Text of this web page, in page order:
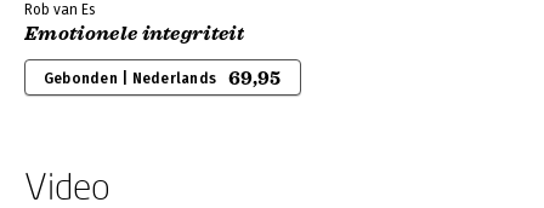
Rob van Es
Emotionele integriteit
Gebonden | Nederlands 69,95
Video